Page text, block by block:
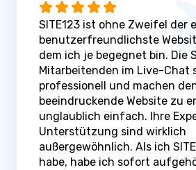
SITE123 ist ohne Zweifel der
benutzerfreundlichste
dem ich je begegnet bin. Die
Mitarbeitenden im Live-Chat
professionell und machen
beeindruckende Website zu
unglaublich einfach. Ihre
Unterstützung sind wirklich
außergewöhnlich. Als ich
habe, habe ich sofort